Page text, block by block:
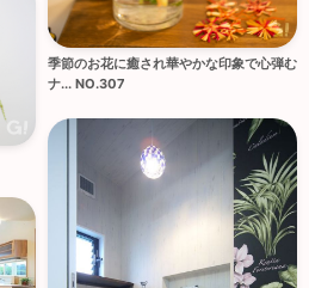
季節のお花に癒され華やかな印象で心弾む
ナ... NO.307